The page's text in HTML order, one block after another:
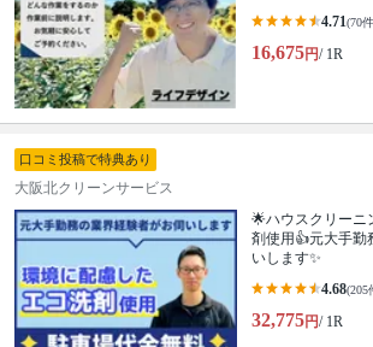
4.71(70
16,675円/ 1R
口コミ投稿で特典あり
大阪北クリーンサービス
🌟ハウスクリーニ
剤使用👍元大手勤
いします✨
4.68(205
32,775円/ 1R